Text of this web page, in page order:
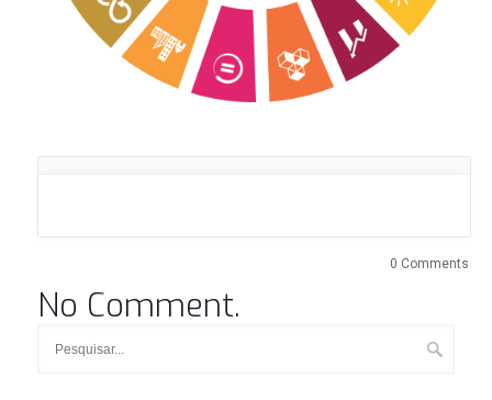
0 Comments
No Comment.